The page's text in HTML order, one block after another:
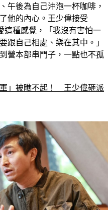
壁老王UncleSam」，分享獨
午後為自己沖泡一杯咖啡，
他的內心。王少偉接受
種感覺，「我沒有害怕一
跟自己相處、樂在其中。」
營本部串門子，一點也不孤
」被瞧不起！　王少偉砸派